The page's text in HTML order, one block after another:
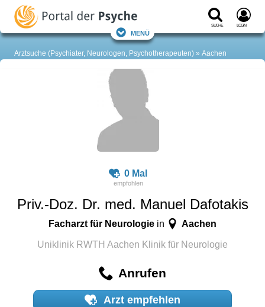
Suche Login
Menü
Arztsuche (Psychiater, Neurologen, Psychotherapeuten) Aachen
0 Mal
Priv.-Doz. Dr. med. Manuel Dafotakis
Facharzt für Neurologiein Aachen
Uniklinik RWTH Aachen Klinik für Neurologie
Anrufen
Arzt empfehlen